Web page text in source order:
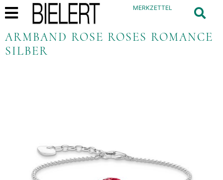
MERKZETTEL
ARMBAND ROSE ROSES ROMANCE
SILBER